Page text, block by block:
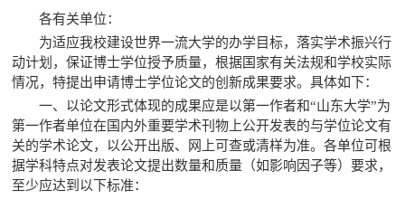
各有关单位：
为适应我校建设世界一流大学的办学目标，落实学术振兴行
动计划，保证博士学位授予质量，根据国家有关法规和学校实际
情况，特提出申请博士学位论文的创新成果要求。具体如下：
一、以论文形式体现的成果应是以第一作者和“山东大学”为
第一作者单位在国内外重要学术刊物上公开发表的与学位论文有
关的学术论文，以公开出版、网上可查或清样为准。各单位可根
据学科特点对发表论文提出数量和质量（如影响因子等）要求，
至少应达到以下标准：